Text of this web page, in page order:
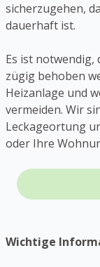
sicherzugehen,
dauerhaft ist.
Es ist notwendig,
zügig behoben
Heizanlage und
vermeiden. Wir
Leckageortung
oder Ihre
Wichtige